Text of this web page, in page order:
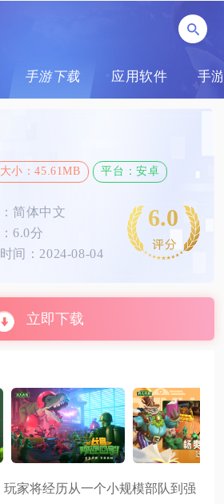
手游下载 应用软件 手
大小：45.61MB 平台：安卓
简体中文
6.0分
间：2024-08-04
6.0
立即下载
家将经历从一个小规模部队到强